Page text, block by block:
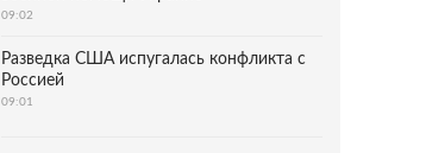
09:02
Разведка США испугалась конфликта с
Россией
09:01